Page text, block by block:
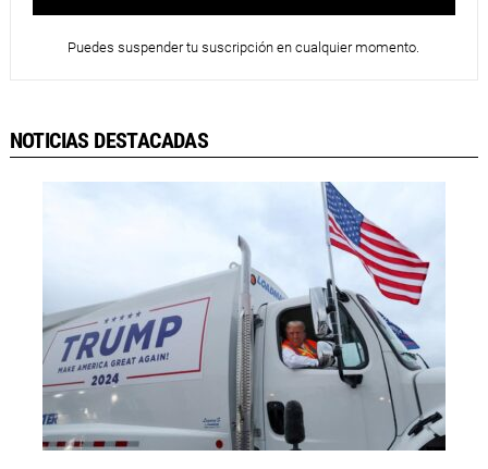
Puedes suspender tu suscripción en cualquier momento.
NOTICIAS DESTACADAS